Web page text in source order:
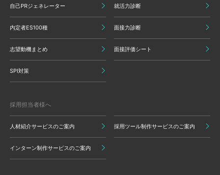
自己PRジェネレーター 就活力診断
内定者ES100種 面接力診断
志望動機まとめ 面接評価シート
SPI対策
採用担当者様へ
人材紹介サービスのご案内 採用ツール制作サービスのご案内
インターン制作サービスのご案内